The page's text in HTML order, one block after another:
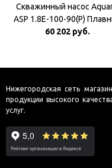
Скважинный насос
ASP 1.8E-100-90(P)
пуск
60 202 руб.
Нижегородская сеть
продукции высокого
услуг.